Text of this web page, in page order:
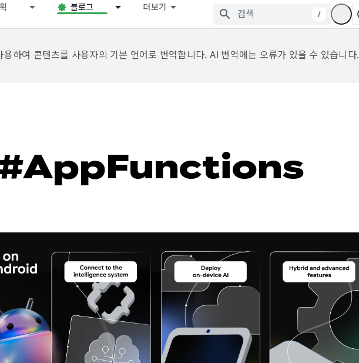
블로그 더보기
/
하여 콘텐츠를 사용자의 기본 언어로 번역합니다. AI 번역에는 오류가 있을 수 있습니다.